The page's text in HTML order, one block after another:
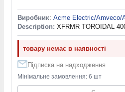
Виробник: Acme Electric/Amveco/
Description: XFRMR TOROIDAL
товару немає в наявності
Підписка на надходження
Мінімальне замовлення: 6 шт